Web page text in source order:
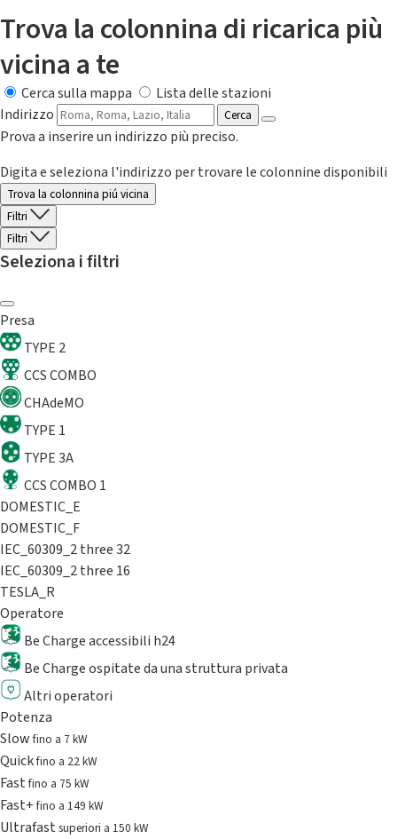
Trova la colonnina di ricarica più
vicina a te
Cerca sulla mappa
Lista delle stazioni
Indirizzo
Cerca
Prova a inserire un indirizzo più preciso.
Digita e seleziona l'indirizzo per trovare le colonnine disponibili
Trova la colonnina piú vicina
Filtri
Filtri
Seleziona i filtri
Presa
TYPE 2
CCS COMBO
CHAdeMO
TYPE 1
TYPE 3A
CCS COMBO 1
DOMESTIC_E
DOMESTIC_F
IEC_60309_2 three 32
IEC_60309_2 three 16
TESLA_R
Operatore
Be Charge accessibili h24
Be Charge ospitate da una struttura privata
Altri operatori
Potenza
Slowfino a 7 kW
Quickfino a 22 kW
Fastfino a 75 kW
Fast+fino a 149 kW
Ultrafast superiori a 150 kW